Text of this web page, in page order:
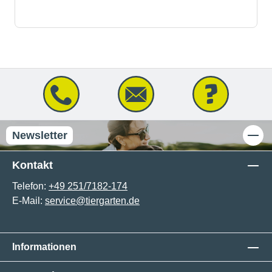
Newsletter
Kontakt
Telefon: +49 251/7182-174
E-Mail: service@tiergarten.de
Informationen